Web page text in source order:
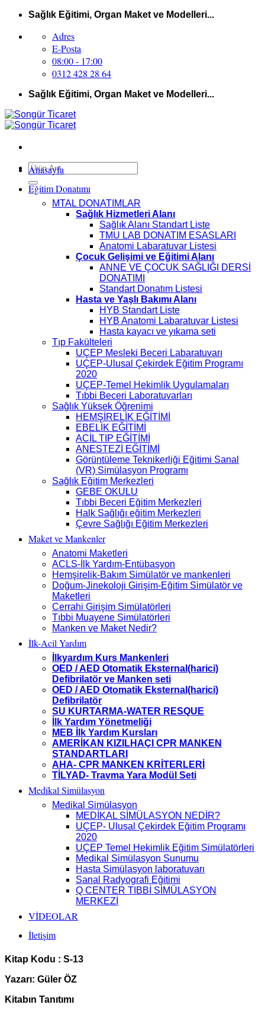
İçeriğeSağlık Eğitimi, Organ Maket ve Modelleri...
Adres
E-Posta
08:00 - 17:00
0312 428 28 64
Sağlık Eğitimi, Organ Maket ve Modelleri...
Ara:
Anasayfa
Eğitim Donatımı
MTAL DONATIMLAR
Sağlık Hizmetleri Alanı
Sağlık Alanı Standart Liste
TMU LAB DONATIM ESASLARI
Anatomi Labaratuvar Listesi
Çocuk Gelişimi ve Eğitimi Alanı
ANNE VE ÇOCUK SAĞLIĞI DERSİ
DONATIMI
Standart Donatım Listesi
Hasta ve Yaşlı Bakımı Alanı
HYB Standart Liste
HYB Anatomi Labaratuvar Listesi
Hasta kayacı ve yıkama seti
Tıp Fakülteleri
UÇEP Mesleki Beceri Labaratuvarı
UÇEP-Ulusal Çekirdek Eğitim Programı
2020
UÇEP-Temel Hekimlik Uygulamaları
Tıbbi Beceri Laboratuvarları
Sağlık Yüksek Öğrenimi
HEMŞİRELİK EĞİTİMİ
EBELİK EĞİTİMİ
ACİL TIP EĞİTİMİ
ANESTEZİ EĞİTİMİ
Görüntüleme Teknikerliği Eğitimi Sanal
(VR) Simülasyon Programı
Sağlık Eğitim Merkezleri
GEBE OKULU
Tıbbi Beceri Eğitim Merkezleri
Halk Sağlığı eğitim Merkezleri
Çevre Sağlığı Eğitim Merkezleri
Maket ve Mankenler
Anatomi Maketleri
ACLS-İlk Yardım-Entübasyon
Hemşirelik-Bakım Simülatör ve mankenleri
Doğum-Jinekoloji Girişim-Eğitim Simülatör ve
Maketleri
Cerrahi Girişim Simülatörleri
Tıbbi Muayene Simülatörleri
Manken ve Maket Nedir?
İlk-Acil Yardım
İlkyardım Kurs Mankenleri
OED / AED Otomatik Eksternal(harici)
Defibrilatör ve Manken seti
OED / AED Otomatik Eksternal(harici)
Defibrilatör
SU KURTARMA-WATER RESQUE
İlk Yardım Yönetmeliği
MEB İlk Yardım Kursları
AMERİKAN KIZILHAÇI CPR MANKEN
STANDARTLARI
AHA- CPR MANKEN KRİTERLERİ
TİLYAD- Travma Yara Modül Seti
Medikal Simülasyon
Medikal Simülasyon
MEDİKAL SİMÜLASYON NEDİR?
UÇEP- Ulusal Çekirdek Eğitim Programı
2020
UÇEP Temel Hekimlik Eğitim Simülatörleri
Medikal Simülasyon Sunumu
Hasta Simülasyon laboratuvarı
Sanal Radyografi Eğitimi
Q CENTER TIBBİ SİMÜLASYON
MERKEZİ
VİDEOLAR
İletişim
Kitap Kodu : S-13
Yazarı: Güler ÖZ
Kitabın Tanıtımı